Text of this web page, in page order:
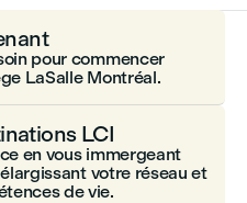
pour commencer
LaSalle Montréal.
LCI
en vous immergeant
votre réseau et
de vie.